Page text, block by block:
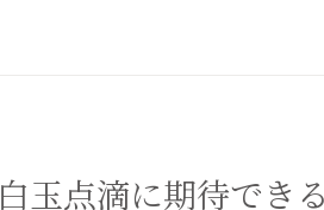
白玉点滴に期待でき